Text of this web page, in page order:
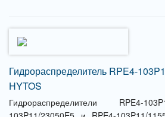
Гидрораспределитель RPE4-
HYTOS
Гидрораспределители RPE4-